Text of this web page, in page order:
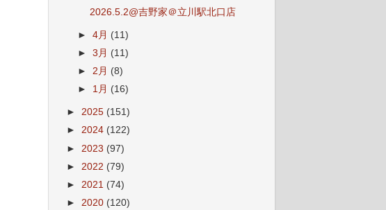
2026.5.2@吉野家＠立川駅北口店
►4月 (11)
►3月 (11)
►2月 (8)
► 1月 (16)
► 2025 (151)
► 2024 (122)
► 2023 (97)
► 2022 (79)
► 2021 (74)
► 2020 (120)